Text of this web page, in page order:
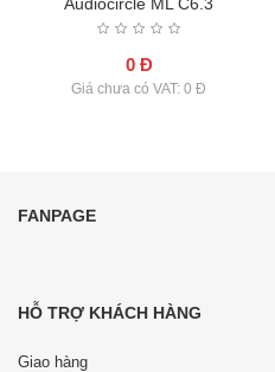
0 Đ
Giá chưa có VAT: 0 Đ
FANPAGE
HỖ TRỢ KHÁCH HÀNG
Giao hàng